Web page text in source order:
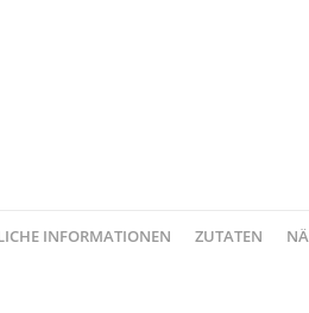
INFORMATIONEN ZUTATEN